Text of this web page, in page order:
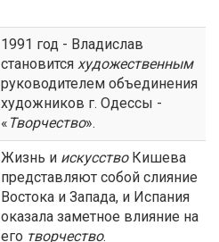
1991 год - Владислав
становится художественным
руководителем объединения
художников г. Одессы -
« Творчество».
Жизнь и искусствоКишева
представляют собой слияние
Востока и Запада, и Испания
оказала заметное влияние на
его творчество.